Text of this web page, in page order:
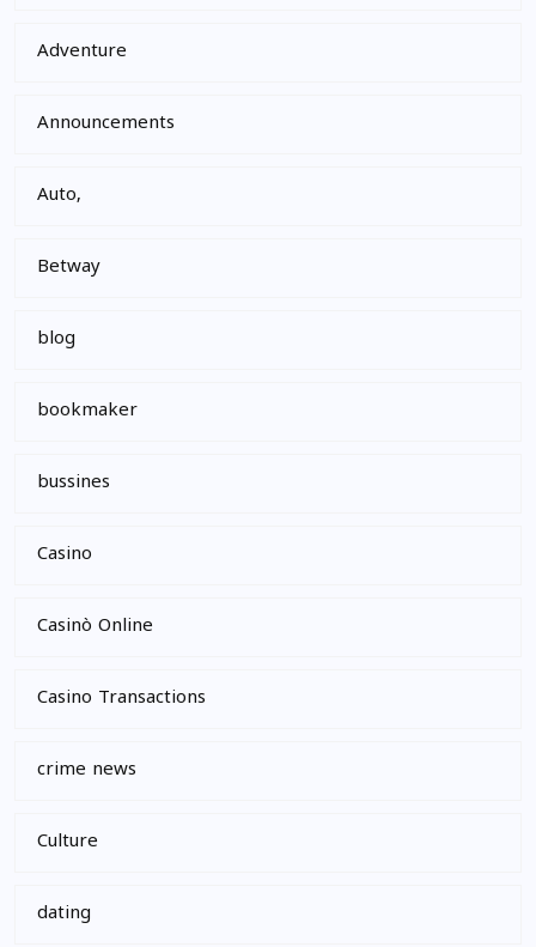
Adventure
Announcements
Auto,
Betway
blog
bookmaker
bussines
Casino
Casinò Online
Casino Transactions
crime news
Culture
dating